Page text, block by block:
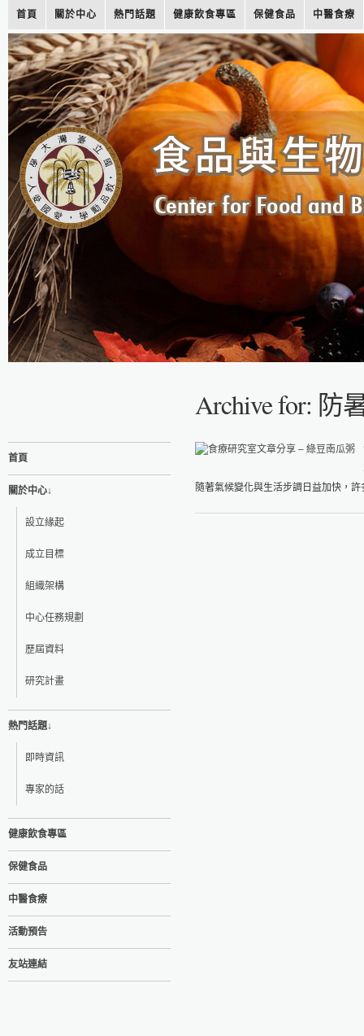
首頁 關於中心 熱門話題 健康飲食專區 保健食品 中醫食療
Archive for: 防
首頁
關於中心↓
設立緣起
成立目標
組織架構
中心任務規劃
歷屆資料
研究計畫
熱門話題↓
即時資訊
專家的話
健康飲食專區
保健食品
中醫食療
活動預告
友站連結
隨著氣候變化與生活步調日益加快，